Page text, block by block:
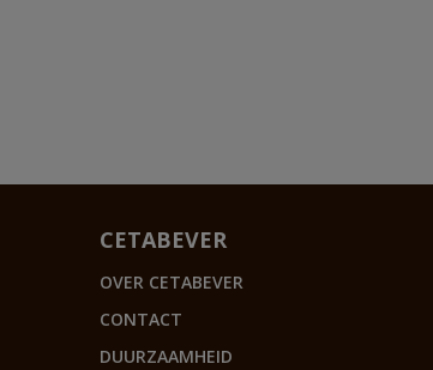
CETABEVER
OVER CETABEVER
CONTACT
DUURZAAMHEID